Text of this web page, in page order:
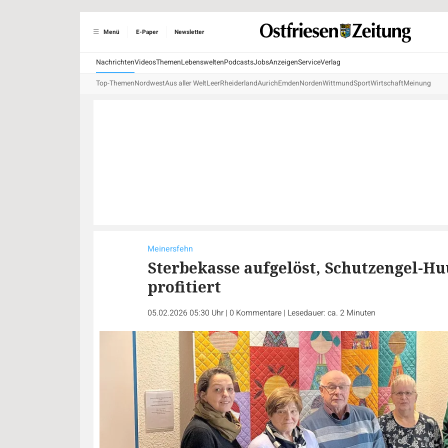
Menü E-Paper Newsletter
NachrichtenVideosThemenLebensweltenPodcastsJobsAnzeigenServiceVerlag
Top-ThemenNordwestAus aller WeltLeerRheiderlandAurichEmdenNordenWittmundSportWirtschaftMeinung
Meinersfehn
Sterbekasse aufgelöst, Schutzengel-
profitiert
05.02.2026 05:30 Uhr | 0 Kommentare | Lesedauer: ca. 2 Minuten